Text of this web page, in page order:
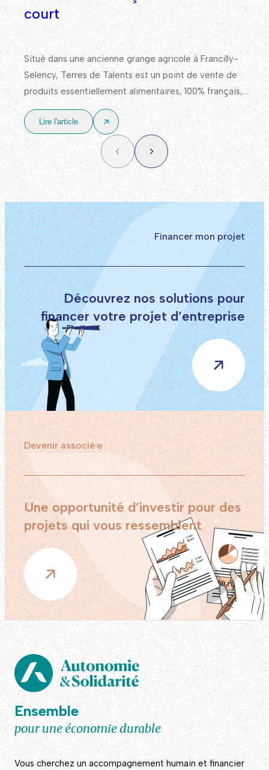
court
Situé dans une ancienne grange agricole à Francilly-
Selency, Terres de Talents est un point de vente de
produits essentiellement alimentaires, 100% français,
avec un approvisionnement en priorité auprès de
producteurs et d’acteurs locaux.
Lire l'article
Financer mon projet
Découvrez nos solutions pour
financer votre projet d’entreprise
Devenir associé·e
Une opportunité d’investir pour des
projets qui vous ressemblent
Ensemble
pour une économie durable
Vous cherchez un accompagnement humain et financier